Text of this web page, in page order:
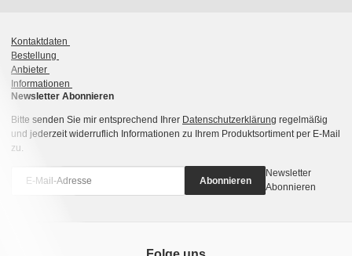
Kontaktdaten
Bestellung
Anbieter
Informationen
Newsletter Abonnieren
Bitte senden Sie mir entsprechend Ihrer Datenschutzerklärung regelmäßig
und jederzeit widerruflich Informationen zu Ihrem Produktsortiment per E-Mail
zu.
Abonnieren
Newsletter
Abonnieren